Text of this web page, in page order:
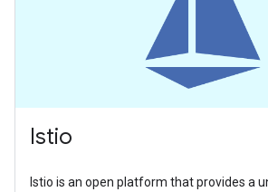
Istio
Istio is an open platform that provides a